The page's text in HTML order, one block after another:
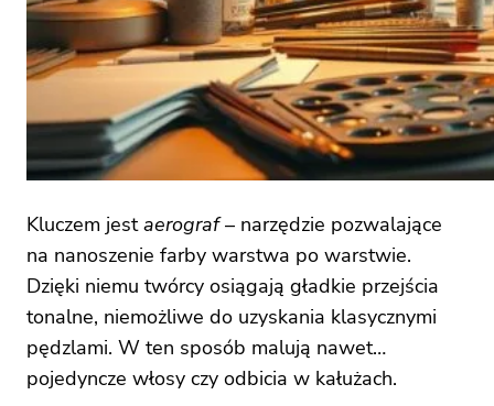
Kluczem jestaerograf– narzędzie pozwalające
na nanoszenie farby warstwa po warstwie.
Dzięki niemu twórcy osiągają gładkie przejścia
tonalne, niemożliwe do uzyskania klasycznymi
pędzlami. W ten sposób malują nawet…
pojedyncze włosy czy odbicia w kałużach.